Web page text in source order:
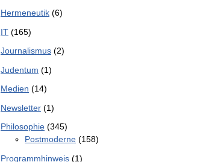
Hermeneutik (6)
IT (165)
Journalismus (2)
Judentum (1)
Medien (14)
Newsletter (1)
Philosophie (345)
Postmoderne (158)
Programmhinweis (1)